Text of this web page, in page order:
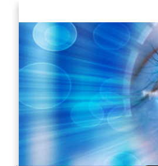
to
content
vinivida.lk